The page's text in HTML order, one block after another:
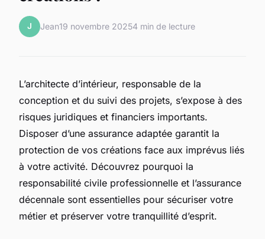
J Jean19 novembre 20254 min de lecture
L’architecte d’intérieur, responsable de la
conception et du suivi des projets, s’expose à des
risques juridiques et financiers importants.
Disposer d’une assurance adaptée garantit la
protection de vos créations face aux imprévus liés
à votre activité. Découvrez pourquoi la
responsabilité civile professionnelle et l’assurance
décennale sont essentielles pour sécuriser votre
métier et préserver votre tranquillité d’esprit.